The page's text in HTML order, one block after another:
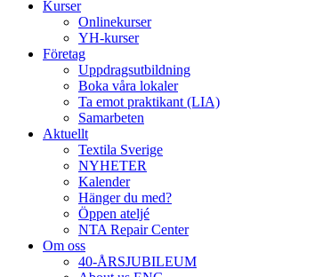
Kurser
Onlinekurser
YH-kurser
Företag
Uppdragsutbildning
Boka våra lokaler
Ta emot praktikant (LIA)
Samarbeten
Aktuellt
Textila Sverige
NYHETER
Kalender
Hänger du med?
Öppen ateljé
NTA Repair Center
Om oss
40-ÅRSJUBILEUM